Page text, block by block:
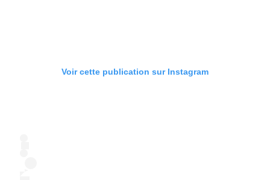
Voir cette publication sur Instagram